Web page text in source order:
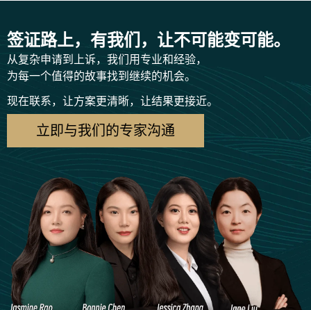
签证路上，有我们，让不可能变可能。
从复杂申请到上诉，我们用专业和经验，
为每一个值得的故事找到继续的机会。
现在联系，让方案更清晰，让结果更接近。
立即与我们的专家沟通